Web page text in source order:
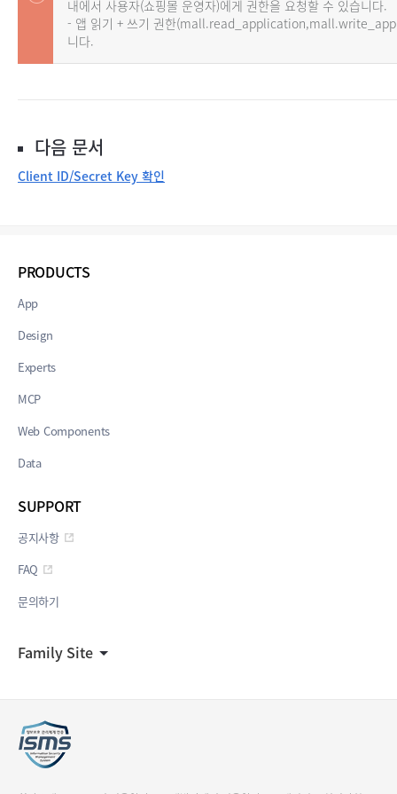
내에서 사용자(쇼핑몰 운영자)에게 권한을 요청할 수 있습니다.
- 앱 읽기 + 쓰기 권한
니다.
다음 문서
Client ID/Secret Key 확인
Family Site
PRODUCTS
App
Design
Experts
MCP
Web Components
Data
SUPPORT
공지사항
FAQ
문의하기